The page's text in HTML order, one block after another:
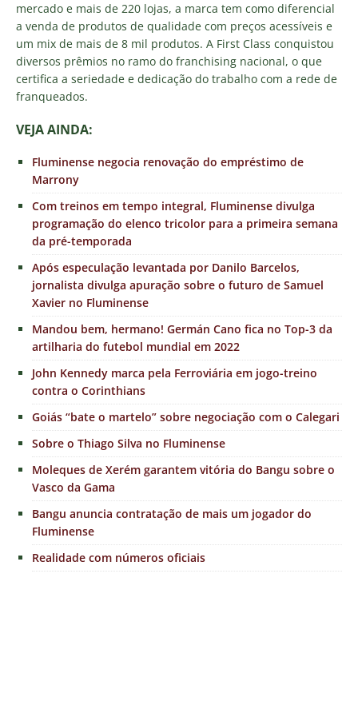
mercado e mais de 220 lojas, a marca tem como diferencial
a venda de produtos de qualidade com preços acessíveis e
um mix de mais de 8 mil produtos. A First Class conquistou
diversos prêmios no ramo do franchising nacional, o que
certifica a seriedade e dedicação do trabalho com a rede de
franqueados.
VEJA AINDA:
Fluminense negocia renovação do empréstimo de
Marrony
Com treinos em tempo integral, Fluminense divulga
programação do elenco tricolor para a primeira semana
da pré-temporada
Após especulação levantada por Danilo Barcelos,
jornalista divulga apuração sobre o futuro de Samuel
Xavier no Fluminense
Mandou bem, hermano! Germán Cano fica no Top-3 da
artilharia do futebol mundial em 2022
John Kennedy marca pela Ferroviária em jogo-treino
contra o Corinthians
Goiás “bate o martelo” sobre negociação com o Calegari
Sobre o Thiago Silva no Fluminense
Moleques de Xerém garantem vitória do Bangu sobre o
Vasco da Gama
Bangu anuncia contratação de mais um jogador do
Fluminense
Realidade com números oficiais